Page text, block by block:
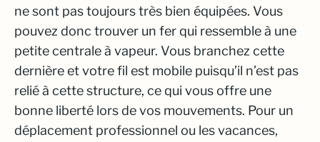
ne sont pas toujours très bien équipées. Vous
pouvez donc trouver un fer qui ressemble à une
petite centrale à vapeur. Vous branchez cette
dernière et votre fil est mobile puisqu’il n’est pas
relié à cette structure, ce qui vous offre une
bonne liberté lors de vos mouvements. Pour un
déplacement professionnel ou les vacances,